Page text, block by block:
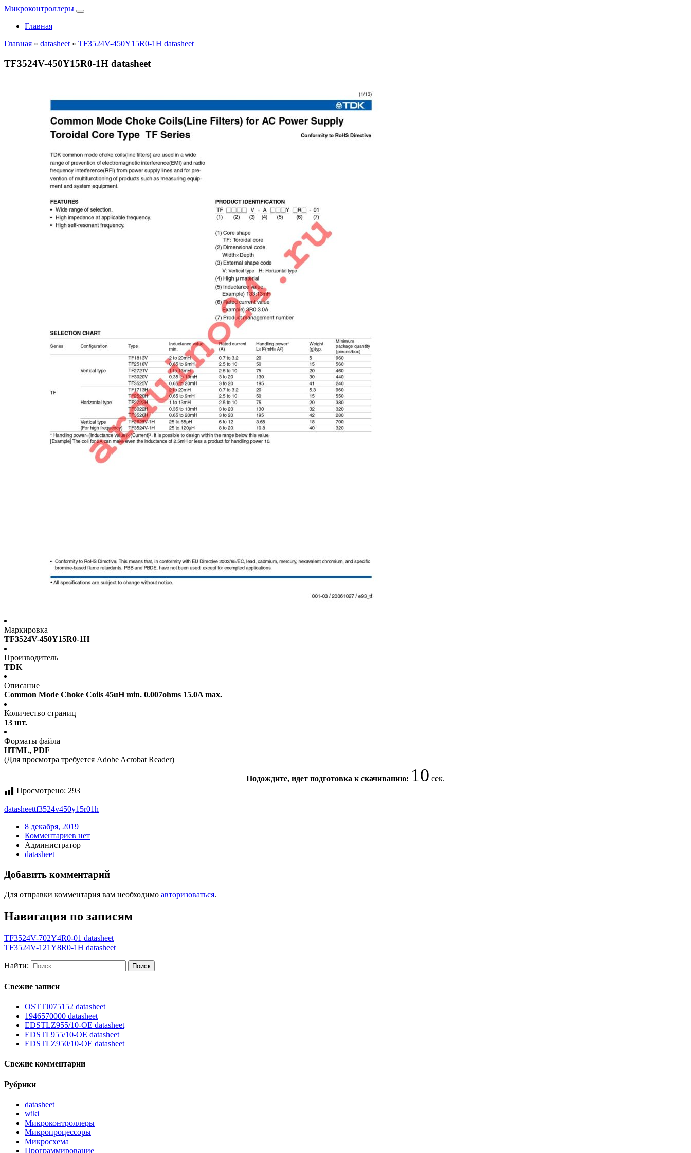
Микроконтроллеры
Главная
Главная » datasheet » TF3524V-450Y15R0-1H datasheet
TF3524V-450Y15R0-1H datasheet
Маркировка
TF3524V-450Y15R0-1H
Производитель
TDK
Описание
Common Mode Choke Coils 45uH min. 0.007ohms 15.0A max.
Количество страниц
13 шт.
Форматы файла
HTML, PDF
(Для просмотра требуется Adobe Acrobat Reader)
Подождите, идет подготовка к скачиванию: 10 сек.
Просмотрено: 293
datasheettf3524v450y15r01h
8 декабря, 2019
Комментариев нет
Администратор
datasheet
Добавить комментарий
Для отправки комментария вам необходимо авторизоваться.
Навигация по записям
TF3524V-702Y4R0-01 datasheet
TF3524V-121Y8R0-1H datasheet
Найти:
Свежие записи
OSTTJ075152 datasheet
1946570000 datasheet
EDSTLZ955/10-OE datasheet
EDSTL955/10-OE datasheet
EDSTLZ950/10-OE datasheet
Свежие комментарии
Рубрики
datasheet
wiki
Микроконтроллеры
Микропроцессоры
Микросхема
Программирование